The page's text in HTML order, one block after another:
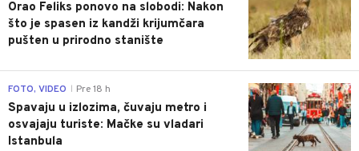
Orao Feliks ponovo na slobodi: Nakon
što je spasen iz kandži krijumčara
pušten u prirodno stanište
0
FOTO, VIDEO Pre 18 h
Spavaju u izlozima, čuvaju metro i
osvajaju turiste: Mačke su vladari
Istanbula